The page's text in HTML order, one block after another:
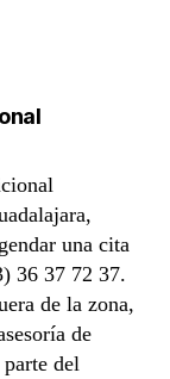
dice:
una cita
36 37 72 37.
de la zona,
de
del